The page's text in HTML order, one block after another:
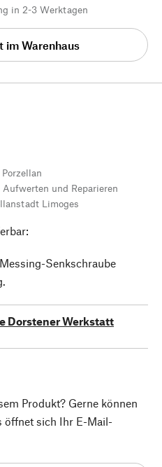
in 2-3 Werktagen
im Warenhaus
und Reparieren
Limoges
Senkschraube
Dorstener Werkstatt
Produkt? Gerne können
öffnet sich Ihr E-Mail-